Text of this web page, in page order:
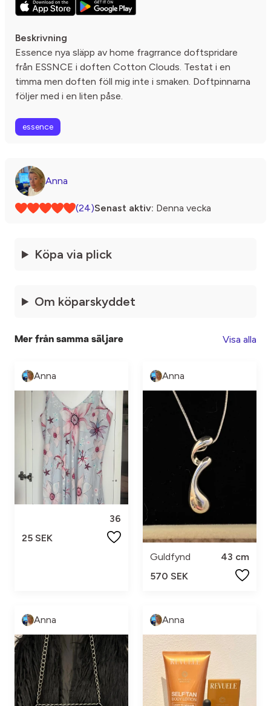
Beskrivning
Essence nya släpp av home fragrrance doftspridare
från ESSNCE i doften Cotton Clouds. Testat i en
timma men doften föll mig inte i smaken. Doftpinnarna
följer med i en liten påse.
essence
Anna
(24)Senast aktiv: Denna vecka
Köpa via plick
Om köparskyddet
Mer från samma säljare Visa alla
Anna
36
25 SEK
Anna
Guldfynd
43 cm
570 SEK
Anna Anna